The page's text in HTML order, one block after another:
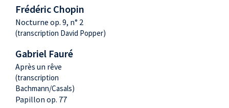
Frédéric Chopin
Nocturne op. 9, n° 2
(transcription David Popper)
Gabriel Fauré
Après un rêve
(transcription
Bachmann/Casals)
Papillon op. 77